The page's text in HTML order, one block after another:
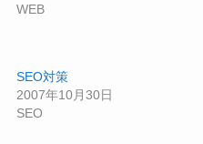
WEB
SEO対策
2007年10月30日
SEO